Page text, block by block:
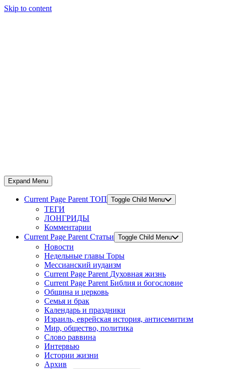
Skip to content
Expand Menu
Current Page Parent ТОП Toggle Child Menu
ТЕГИ
ЛОНГРИДЫ
Комментарии
Current Page Parent Статьи Toggle Child Menu
Новости
Недельные главы Торы
Мессианский иудаизм
Current Page Parent Духовная жизнь
Current Page Parent Библия и богословие
Община и церковь
Семья и брак
Календарь и праздники
Израиль, еврейская история, антисемитизм
Мир, общество, политика
Слово раввина
Интервью
Истории жизни
Архив